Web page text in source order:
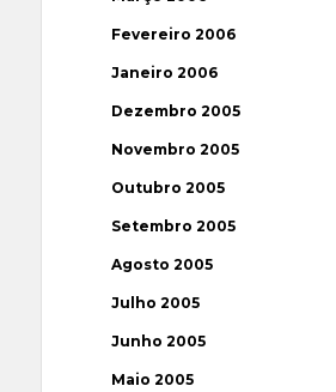
Fevereiro 2006
Janeiro 2006
Dezembro 2005
Novembro 2005
Outubro 2005
Setembro 2005
Agosto 2005
Julho 2005
Junho 2005
Maio 2005